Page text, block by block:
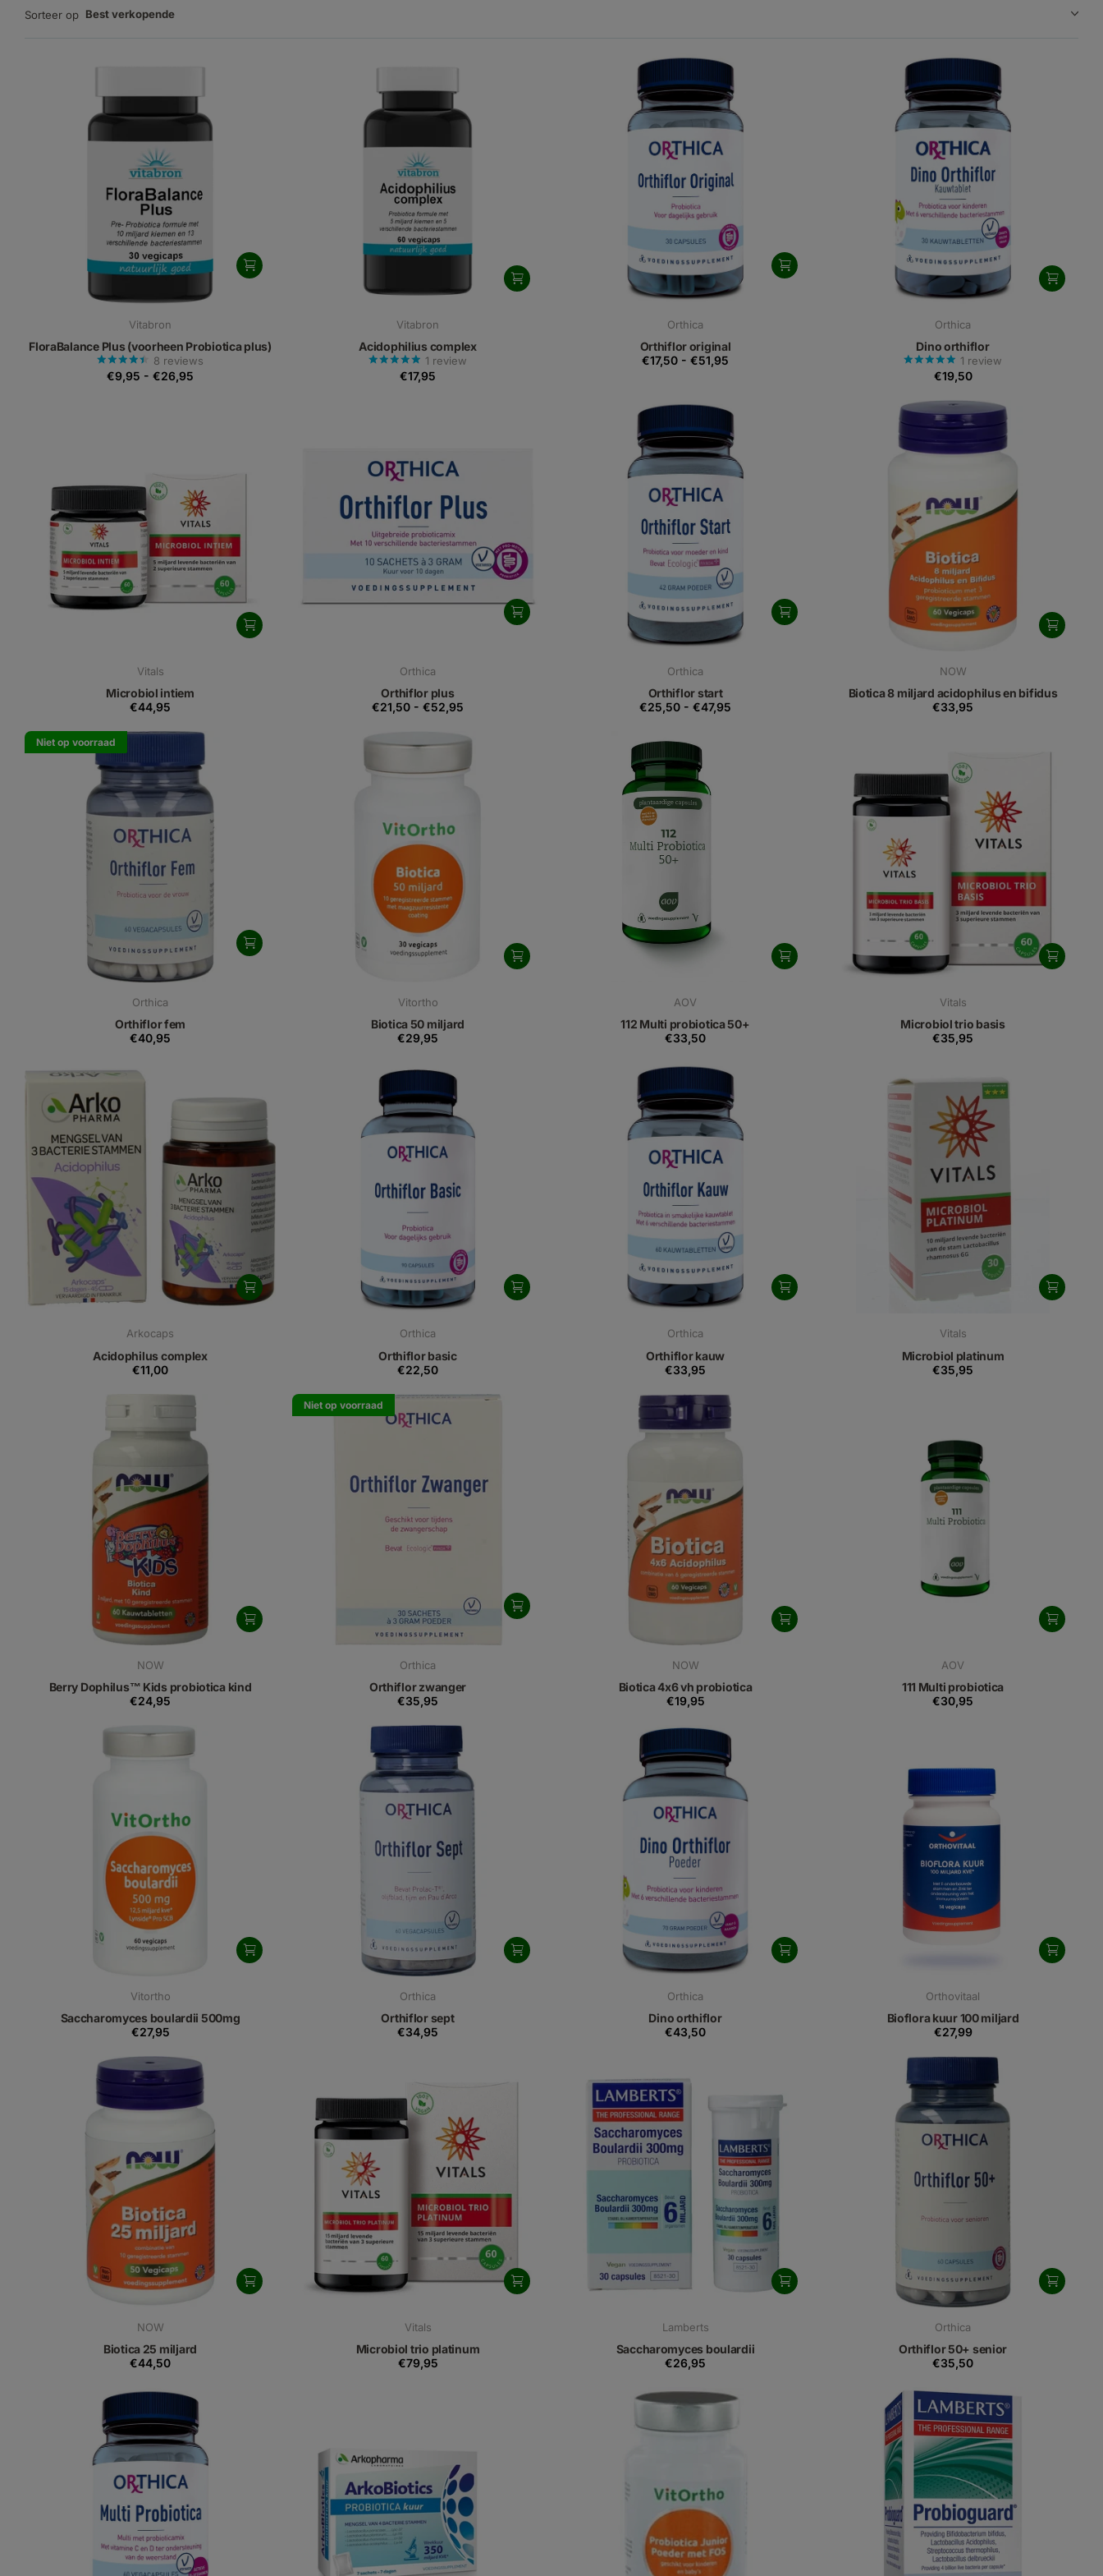
Sorteer op Best verkopende
Vitabron
FloraBalance Plus (voorheen Probiotica plus)
8 reviews
€9,95 - €26,95
Vitabron
Acidophilius complex
1 review
€17,95
Orthica
Orthiflor original
€17,50 - €51,95
Orthica
Dino orthiflor
1 review
€19,50
Vitals
Microbiol intiem
€44,95
Orthica
Orthiflor plus
€21,50 - €52,95
Orthica
Orthiflor start
€25,50 - €47,95
NOW
Biotica 8 miljard acidophilus en bifidus
€33,95
Niet op voorraad
Orthica
Orthiflor fem
€40,95
Vitortho
Biotica 50 miljard
€29,95
AOV
112 Multi probiotica 50+
€33,50
Vitals
Microbiol trio basis
€35,95
Arkocaps
Acidophilus complex
€11,00
Orthica
Orthiflor basic
€22,50
Orthica
Orthiflor kauw
€33,95
Vitals
Microbiol platinum
€35,95
NOW
Berry Dophilus™ Kids probiotica kind
€24,95
Niet op voorraad
Orthica
Orthiflor zwanger
€35,95
NOW
Biotica 4x6 vh probiotica
€19,95
AOV
111 Multi probiotica
€30,95
Vitortho
Saccharomyces boulardii 500mg
€27,95
Orthica
Orthiflor sept
€34,95
Orthica
Dino orthiflor
€43,50
Orthovitaal
Bioflora kuur 100 miljard
€27,99
NOW
Biotica 25 miljard
€44,50
Vitals
Microbiol trio platinum
€79,95
Lamberts
Saccharomyces boulardii
€26,95
Orthica
Orthiflor 50+ senior
€35,50